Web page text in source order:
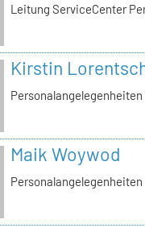
Leitung ServiceCenter
Kirstin
Maik Woywod